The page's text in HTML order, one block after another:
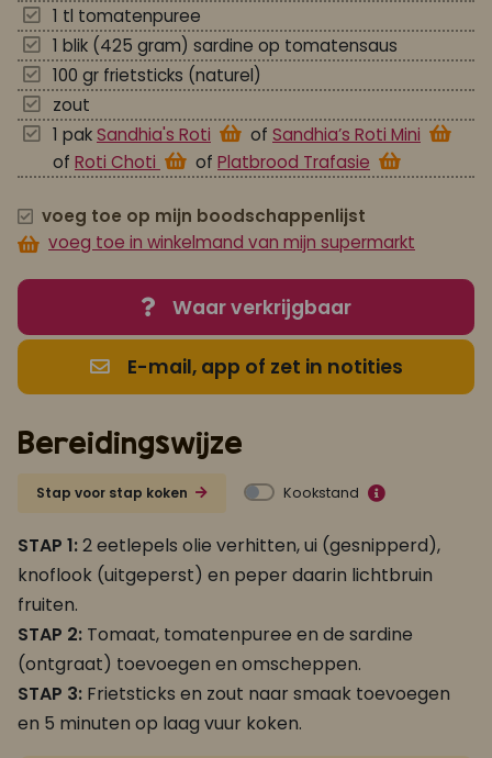
1 tl tomatenpuree
1 blik (425 gram) sardine op tomatensaus
100 gr frietsticks (naturel)
zout
1 pakSandhia's Roti of Sandhia’s Roti Mini
of Roti Choti of Platbrood Trafasie
voeg toe op mijn boodschappenlijst
voeg toe in winkelmand van mijn supermarkt
Waar verkrijgbaar
E-mail, app of zet in notities
Bereidingswijze
Stap voor stap koken Kookstand
STAP 1:2 eetlepels olie verhitten, ui (gesnipperd),
knoflook (uitgeperst) en peper daarin lichtbruin
fruiten.
STAP 2: Tomaat, tomatenpuree en de sardine
(ontgraat) toevoegen en omscheppen.
STAP 3: Frietsticks en zout naar smaak toevoegen
en 5 minuten op laag vuur koken.